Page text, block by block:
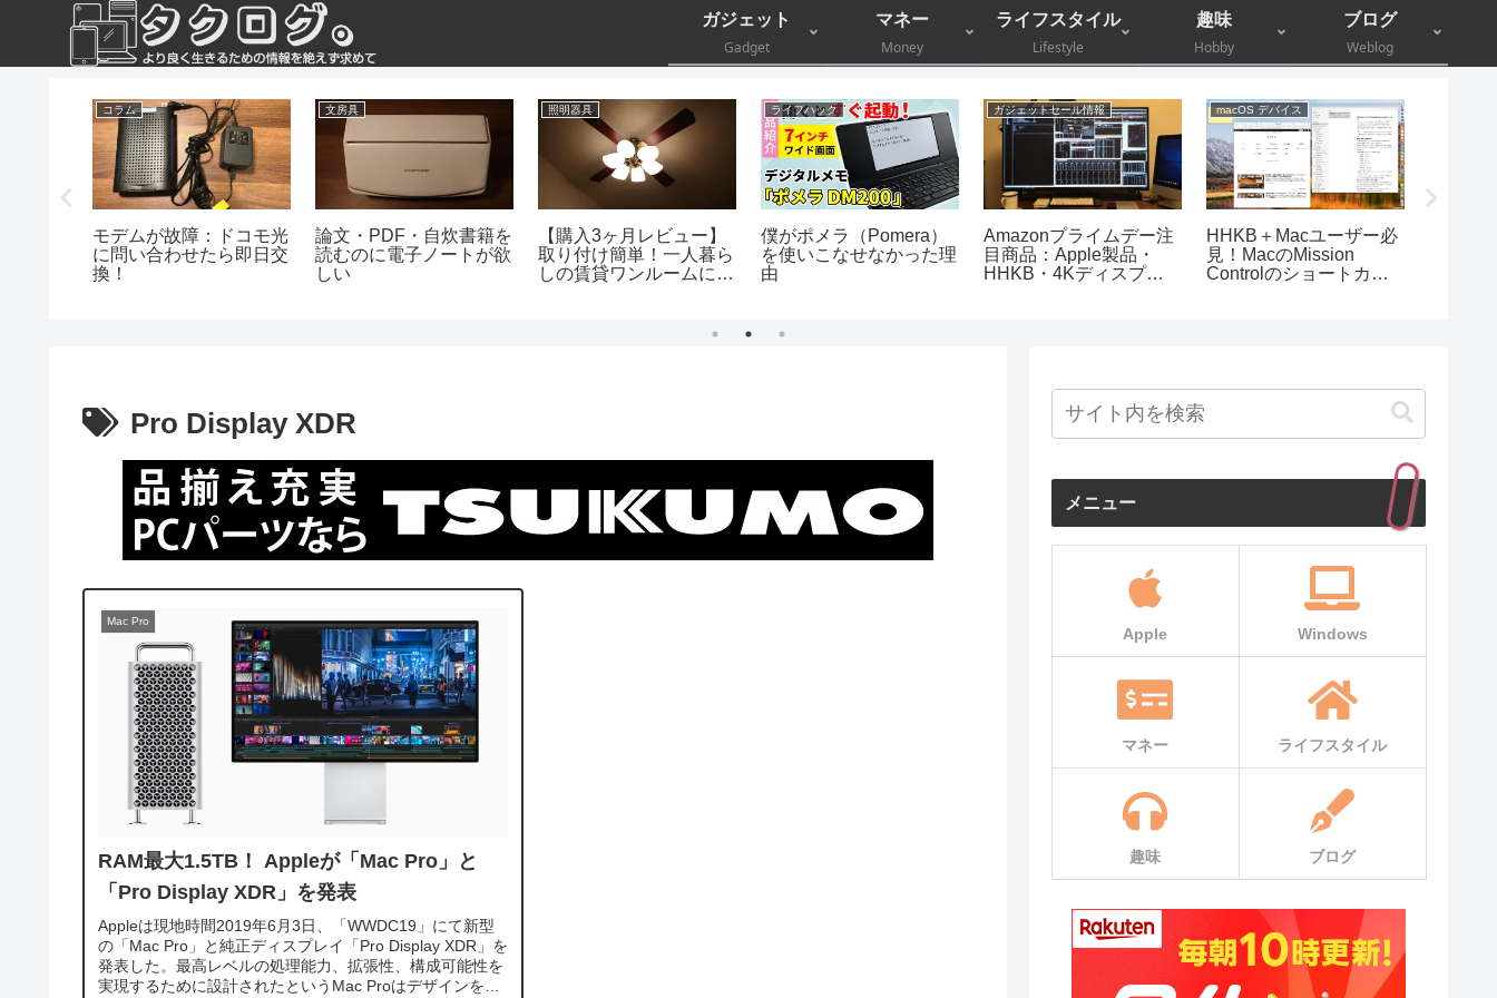
ガジェット
Gadget
マネー
Money
ライフスタイル
Lifestyle
趣味
Hobby
ブログ
Weblog
コラム
モデムが故障：ドコモ光
に問い合わせたら即日交
換！
文房具
論文・PDF・自炊書籍を
読むのに電子ノートが欲
しい
照明器具
【購入3ヶ月レビュー】
取り付け簡単！一人暮ら
しの賃貸ワンルームにシ
ライフハック
僕がポメラ（Pomera）
を使いこなせなかった理
由
ガジェットセール情報
Amazonプライムデー注
目商品：Apple製品・
HHKB・4Kディスプレ
macOS デバイス
HHKB＋Macユーザー必
見！MacのMission
Controlのショートカッ
Pro Display XDR
Mac Pro
RAM最大1.5TB！ Appleが「Mac Pro」と
「Pro Display XDR」を発表
Appleは現地時間2019年6月3日、「WWDC19」にて新型
の「Mac Pro」と純正ディスプレイ「Pro Display XDR」を
発表した。最高レベルの処理能力、拡張性、構成可能性を
実現するために設計されたというMac Proはデザインを一
メニュー
Apple Windows
マネー ライフスタイル
趣味 ブログ